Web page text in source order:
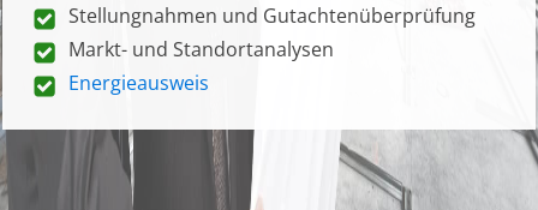
Stellungnahmen und Gutachtenüberprüfung
Markt- und Standortanalysen
Energieausweis